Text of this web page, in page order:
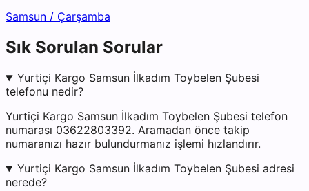
Samsun / Çarşamba
Sık Sorulan Sorular
Yurtiçi Kargo Samsun İlkadım Toybelen Şubesi
telefonu nedir?
Yurtiçi Kargo Samsun İlkadım Toybelen Şubesi telefon
numarası 03622803392. Aramadan önce takip
numaranızı hazır bulundurmanız işlemi hızlandırır.
Yurtiçi Kargo Samsun İlkadım Toybelen Şubesi adresi
nerede?